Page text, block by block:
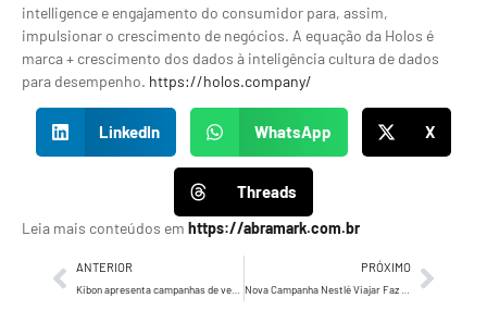
intelligence e engajamento do consumidor para, assim,
impulsionar o crescimento de negócios. A equação da Holos é
marca + crescimento dos dados à inteligência cultura de dados
para desempenho. https://holos.company/
LinkedIn WhatsApp X
Threads
Leia mais conteúdos em https://abramark.com.br
ANTERIOR PRÓXIMO